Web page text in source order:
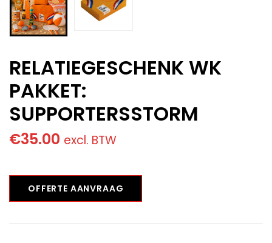
RELATIEGESCHENK WK
PAKKET:
SUPPORTERSSTORM
€35.00 excl. BTW
OFFERTE AANVRAAG